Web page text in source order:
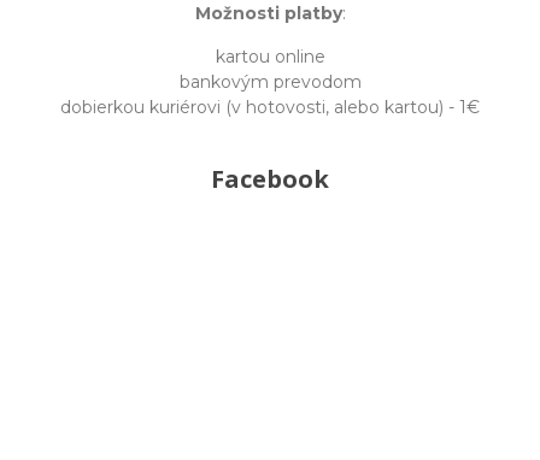
Možnosti platby:
kartou online
bankovým prevodom
dobierkou kuriérovi (v hotovosti, alebo kartou) - 1€
Facebook